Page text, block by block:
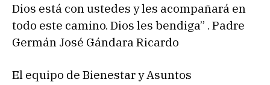
Dios está con ustedes y les acompañará en
todo este camino. Dios les bendiga” . Padre
Germán José Gándara Ricardo
El equipo de Bienestar y Asuntos